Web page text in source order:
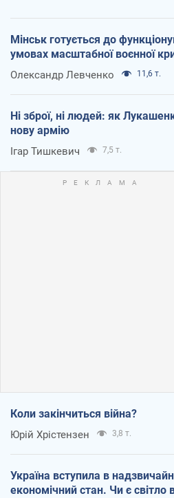
Мінськ готується до
умовах масштабної воєнної
Олександр Левченко 11,6 т.
Ні зброї, ні людей: як
нову армію
Ігар Тишкевич 7,5 т.
Коли закінчиться війна?
Юрій Хрістензен 3,8 т.
Україна вступила в
економічний стан. Чи є світло